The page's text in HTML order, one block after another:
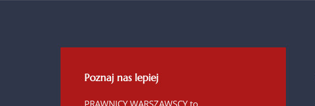
Poznaj nas lepiej
PRAWNICY WARSZAWSCY to